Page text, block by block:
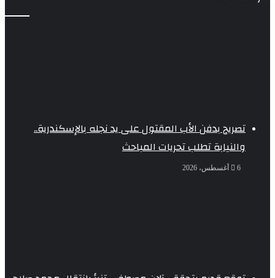
تصريح بدفن الأب المقتول على يد نجله بالإسكندرية..
والنيابة تطلب تحريات المباحث
6 أغسطس، 2026